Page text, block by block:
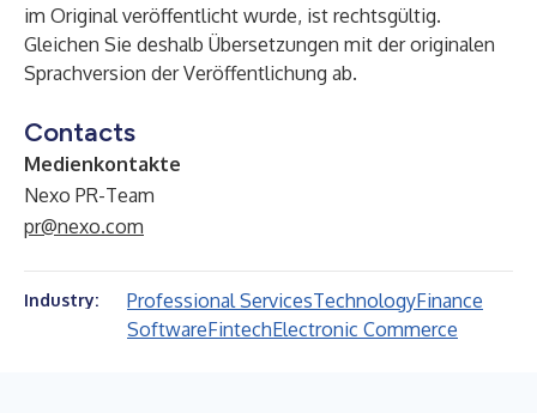
im Original veröffentlicht wurde, ist rechtsgültig.
Gleichen Sie deshalb Übersetzungen mit der originalen
Sprachversion der Veröffentlichung ab.
Contacts
Medienkontakte
Nexo PR-Team
pr@nexo.com
Industry: Professional ServicesTechnologyFinance
SoftwareFintechElectronic Commerce